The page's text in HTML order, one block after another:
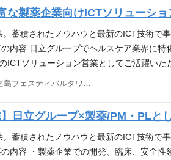
薬企業を中心としたヘルスケア業界向
る会社です。
な製薬企業向けICTソリューショ
蓄積されたノウハウと最新のICT技術で
内容 日立グループでヘルスケア業界に
ソリューション営業としてご活躍い
、ホームページからのお問合せ対応を
ンや折衝、提案/プレゼンテーション（
方 【尚可】 ■ソフトウェアパッケージ
業中核企業として】 ■自社開発の医薬品
■日立グループならではの福利厚生や働
日立グループ×製薬/PM・PLと
蓄積されたノウハウと最新のICT技術で
内容 ・製薬企業での開発、臨床、安全